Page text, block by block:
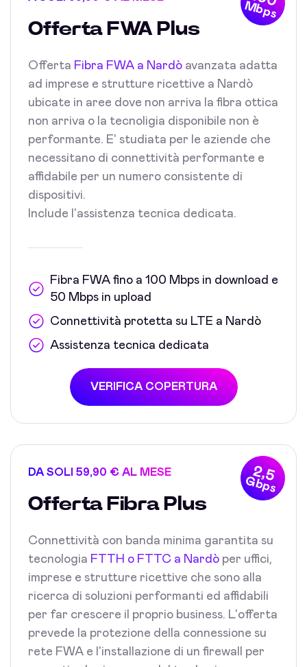
Mbps
Offerta FWA Plus
Offerta Fibra FWA a Nardò avanzata adatta
ad imprese e strutture ricettive a Nardò
ubicate in aree dove non arriva la fibra ottica
non arriva o la tecnoligia disponibile non è
performante. E' studiata per le aziende che
necessitano di connettività performante e
affidabile per un numero consistente di
dispositivi.
Include l'assistenza tecnica dedicata.
Fibra FWA fino a 100 Mbps in download e
50 Mbps in upload
Connettività protetta su LTE a Nardò
Assistenza tecnica dedicata
VERIFICA COPERTURA
2,5
Gbps
DA SOLI 59,90 € AL MESE
Offerta Fibra Plus
Connettività con banda minima garantita su
tecnologia FTTH o FTTC a Nardò per uffici,
imprese e strutture ricettive che sono alla
ricerca di soluzioni performanti ed affidabili
per far crescere il proprio business. L'offerta
prevede la protezione della connessione su
rete FWA e l'installazione di un firewall per